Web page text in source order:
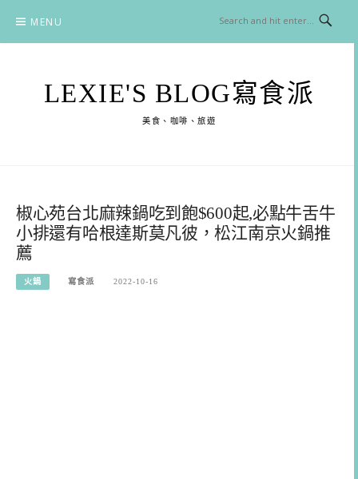
content
MENU
LEXIE'S BLOG寫食派
美食、咖啡、旅遊
椒心苑台北麻辣鍋吃到飽$600起,必點牛舌牛
小排還有哈根達斯莫凡彼，松江南京火鍋推
薦
火鍋 寫食派 2022-10-16